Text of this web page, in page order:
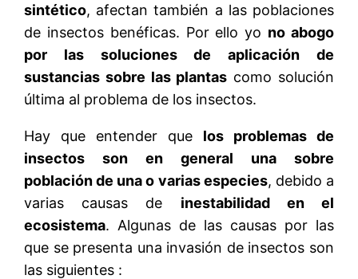
sintético, afectan también a las poblaciones
de insectos benéficas. Por ello yo no abogo
por las soluciones de aplicación de
sustancias sobre las plantas como solución
última al problema de los insectos.
Hay que entender que los problemas de
insectos son en general una sobre
población de una o varias especies, debido a
varias causas de inestabilidad en el
ecosistema. Algunas de las causas por las
que se presenta una invasión de insectos son
las siguientes :